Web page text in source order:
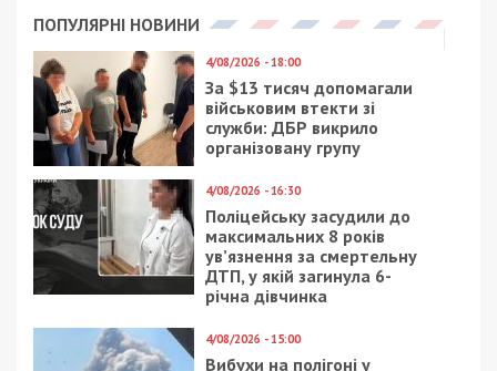
Читайте також
Предыдущая статья:
Командир підрозділу охорони ТЦК за
щомісячну плату пропонував “дах” за
ухилення від мобілізації
Следующая статья:
САП вимагає стягнути у керівника
податкової Полтавщини майно вартістю
4,8 млн грн